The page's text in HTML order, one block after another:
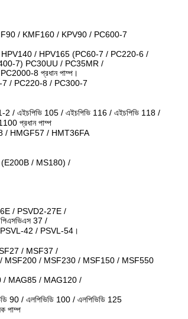
/ KMF160 / KPV90 / PC600-7
/ HPV165 (PC60-7 / PC220-6 /
7) PC30UU / PC35MR /
8 প্রধান পাম্প।
/ PC220-8 / PC300-7
/ এইচপিভি 105 / এইচপিভি 116 / এইচপিভি 118 /
প্রধান পাম্প
/ HMGF57 / HMT36FA
/ MS180) /
/ PSVD2-27E /
37 /
42 / PSVL-54।
/ MSF37 /
/ MSF230 / MSF150 / MSF550
/ MAG85 / MAG120 /
90 / এলপিভিডি 100 / এলপিভিডি 125
পাম্প